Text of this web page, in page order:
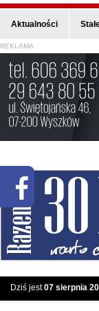
Aktualności
REKLAMA
Dziś jest07 sierpnia